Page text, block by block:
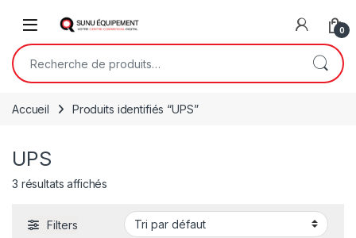
Open 0
Recherche pour :
Accueil Produits identifiés “UPS”
UPS
3 résultats affichés
Filters